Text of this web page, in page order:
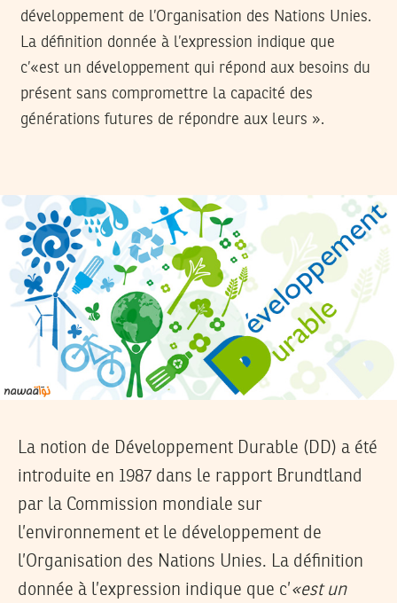
développement de l’Organisation des Nations Unies.
La définition donnée à l’expression indique que
c’«est un développement qui répond aux besoins du
présent sans compromettre la capacité des
générations futures de répondre aux leurs ».
La notion de Développement Durable (DD) a été
introduite en 1987 dans le rapport Brundtland
par la Commission mondiale sur
l’environnement et le développement de
l’Organisation des Nations Unies. La définition
donnée à l’expression indique que c’«est un